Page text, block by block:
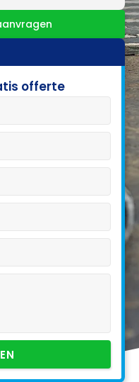
offerte